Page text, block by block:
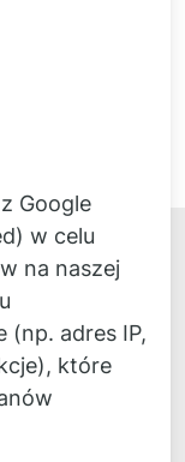
Google
w celu
na naszej
(np. adres IP,
które